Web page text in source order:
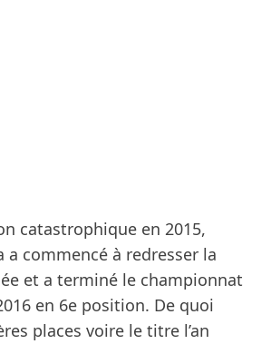
catastrophique en 2015,
a commencé à redresser la
et a terminé le championnat
en 6e position. De quoi
places voire le titre l’an